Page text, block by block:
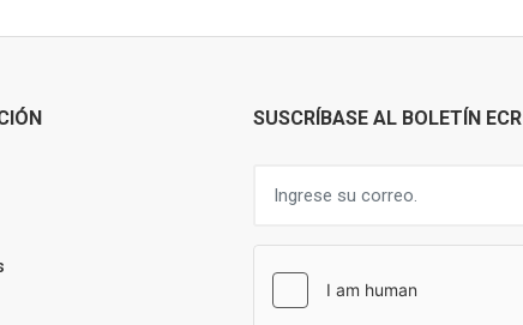
SUSCRÍBASE AL BOLETÍN ECR